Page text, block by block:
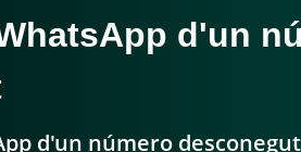
d'un
d'un número desconegut